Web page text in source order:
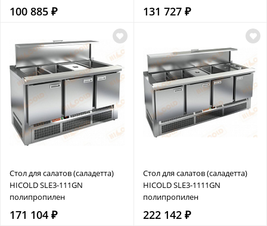
100 885 ₽ 131 727 ₽
Стол для салатов (саладетта)
HICOLD SLE3-111GN
полипропилен
171 104 ₽
Стол для салатов (саладетта)
HICOLD SLE3-1111GN
полипропилен
222 142 ₽